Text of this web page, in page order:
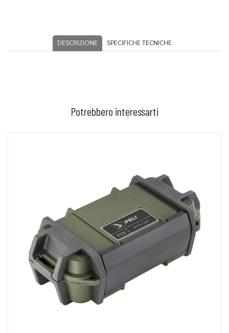
DESCRIZIONE SPECIFICHE TECNICHE
Potrebbero interessarti
AGGIUNGI AL CARRELLO